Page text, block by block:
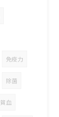
免疫力
除菌
貧血